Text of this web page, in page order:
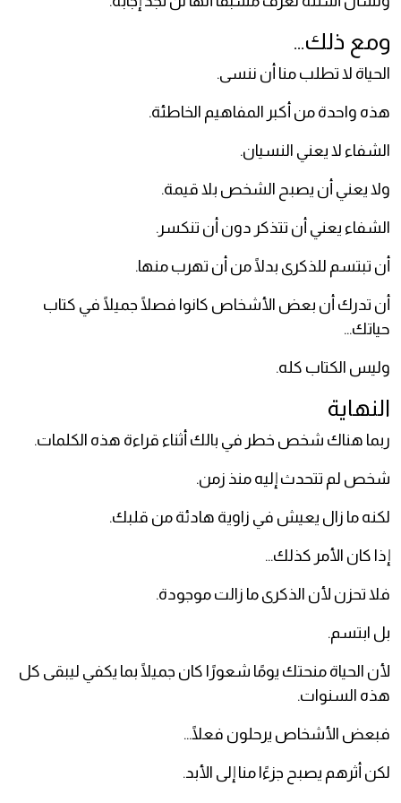
ومع ذلك...
الحياة لا تطلب منا أن ننسى.
هذه واحدة من أكبر المفاهيم الخاطئة.
الشفاء لا يعني النسيان.
ولا يعني أن يصبح الشخص بلا قيمة.
الشفاء يعني أن تتذكر دون أن تنكسر.
أن تبتسم للذكرى بدلًا من أن تهرب منها.
أن تدرك أن بعض الأشخاص كانوا فصلًا جميلًا في كتاب
حياتك...
وليس الكتاب كله.
النهاية
ربما هناك شخص خطر في بالك أثناء قراءة هذه الكلمات.
شخص لم تتحدث إليه منذ زمن.
لكنه ما زال يعيش في زاوية هادئة من قلبك.
إذا كان الأمر كذلك...
فلا تحزن لأن الذكرى ما زالت موجودة.
بل ابتسم.
لأن الحياة منحتك يومًا شعورًا كان جميلًا بما يكفي ليبقى كل
هذه السنوات.
فبعض الأشخاص يرحلون فعلًا...
لكن أثرهم يصبح جزءًا منا إلى الأبد.